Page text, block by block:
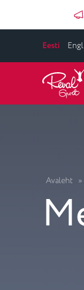
Eesti
Avaleht »